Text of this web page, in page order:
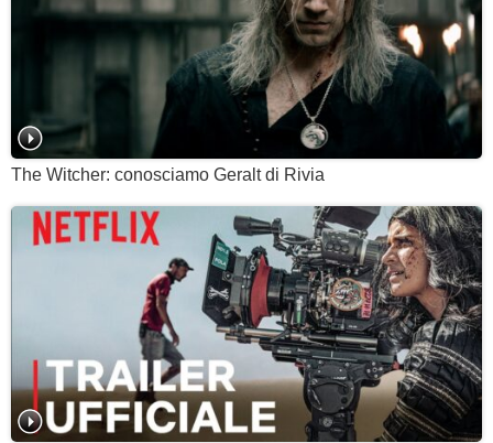
The Witcher: conosciamo Geralt di Rivia